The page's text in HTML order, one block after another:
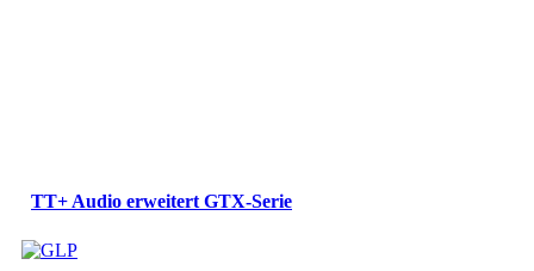
TT+ Audio erweitert GTX-Serie